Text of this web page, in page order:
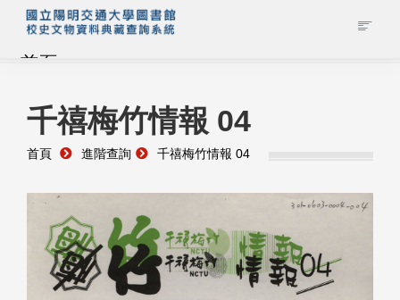
首頁
藏品查詢
校史館簡介
藏品清單全覽
資料調閱申請
千禧梅竹情報 04
首頁 進階查詢 千禧梅竹情報 04